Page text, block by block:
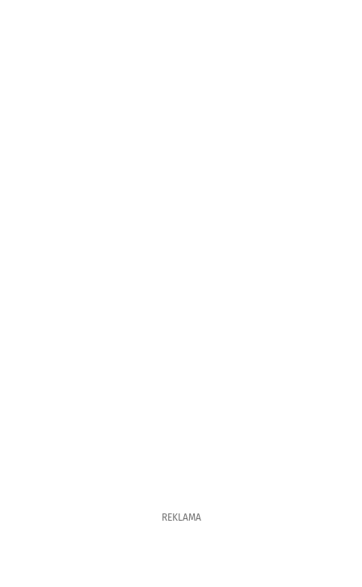
REKLAMA